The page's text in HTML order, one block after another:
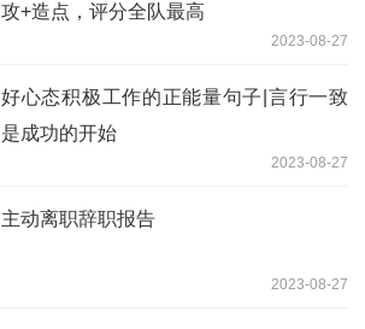
攻+造点，评分全队最高
2023-08-27
好心态积极工作的正能量句子|言行一致
是成功的开始
2023-08-27
主动离职辞职报告
2023-08-27